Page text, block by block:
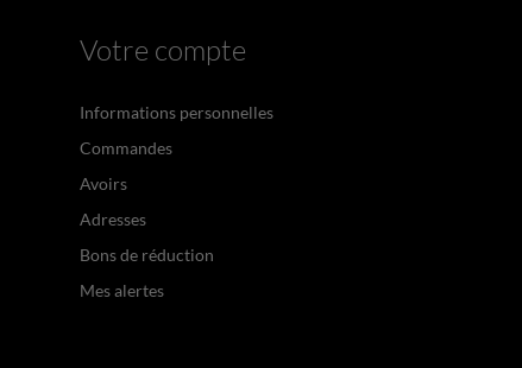
Votre compte
Informations personnelles
Commandes
Avoirs
Adresses
Bons de réduction
Mes alertes